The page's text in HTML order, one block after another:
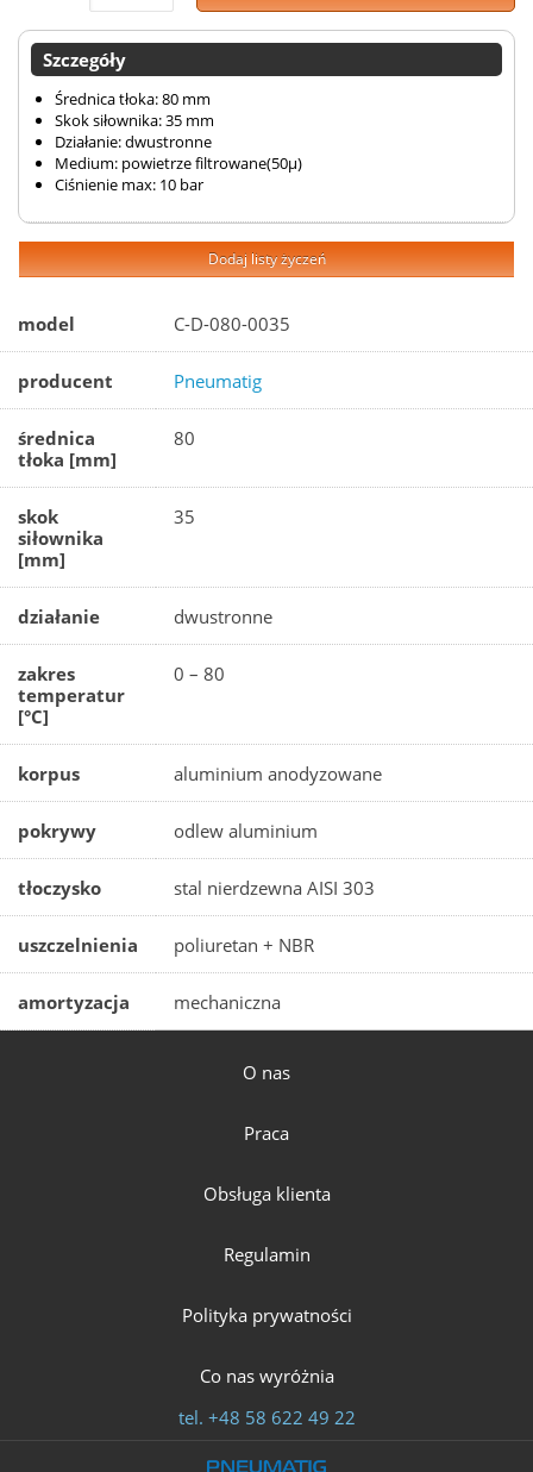
Szczegóły
Średnica tłoka: 80 mm
Skok siłownika: 35 mm
Działanie: dwustronne
Medium: powietrze filtrowane(50µ)
Ciśnienie max: 10 bar
Dodaj listy życzeń
model C-D-080-0035
producent Pneumatig
średnica
tłoka [mm]
80
skok
siłownika
[mm]
35
działanie dwustronne
zakres
temperatur
[°C]
0 – 80
korpus aluminium anodyzowane
pokrywy odlew aluminium
tłoczysko stal nierdzewna AISI 303
uszczelnienia poliuretan + NBR
amortyzacja mechaniczna
O nas
Praca
Obsługa klienta
Regulamin
Polityka prywatności
Co nas wyróżnia
tel. +48 58 622 49 22